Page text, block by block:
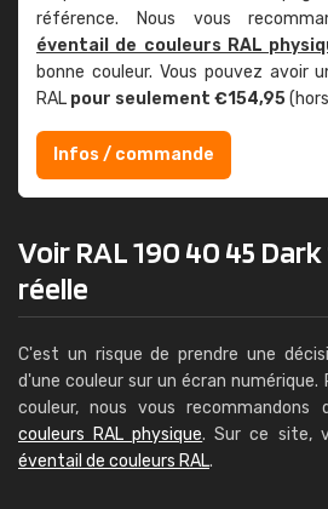
référence. Nous vous
éventail de couleurs RAL
bonne couleur. Vous pouvez avoir
RAL pour seulement €154,95
Infos / commande
Voir RAL 190 40 45
réelle
C'est un risque de prendre une
d'une couleur sur un écran numérique.
couleur, nous vous recommandons
couleurs RAL physique. Sur ce site,
éventail de couleurs RAL.